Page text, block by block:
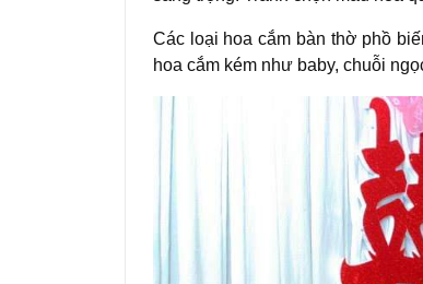
Các loại hoa cắm bàn thờ phồ
hoa cắm kém như baby, chuỗi